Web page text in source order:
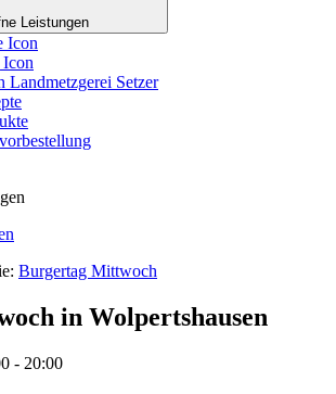
Leistungen
Burgertag Mittwoch
in Wolpertshausen
- 20:00